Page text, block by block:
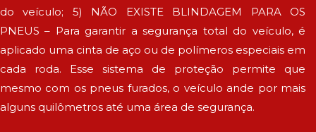
do veículo; 5) NÃO EXISTE BLINDAGEM PARA OS
PNEUS – Para garantir a segurança total do veículo, é
aplicado uma cinta de aço ou de polímeros especiais em
cada roda. Esse sistema de proteção permite que
mesmo com os pneus furados, o veículo ande por mais
alguns quilômetros até uma área de segurança.